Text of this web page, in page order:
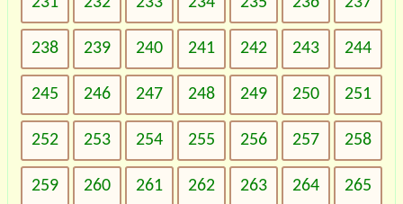
238 239 240 241 242 243 244
245 246 247 248 249 250 251
252 253 254 255 256 257 258
259 260 261 262 263 264 265